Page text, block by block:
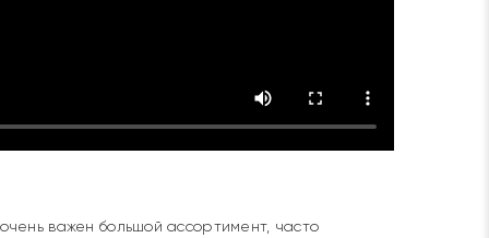
важен большой ассортимент, часто